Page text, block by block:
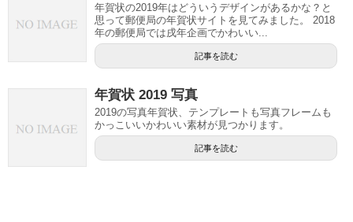
年賀状の2019年はどういうデザインがあるかな？と
思って郵便局の年賀状サイトを見てみました。 2018
年の郵便局では戌年企画でかわいい...
記事を読む
年賀状 2019 写真
2019の写真年賀状、テンプレートも写真フレームも
かっこいいかわいい素材が見つかります。
記事を読む